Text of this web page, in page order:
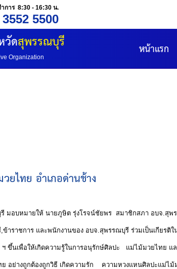
ำการ 8:30 - 16:30 น.
3552 5500
วัดสุพรรณบุรี
Organization หน้าแรก
ยไทย อำเภอด่านช้าง
นายภูษิต รุ่งโรจน์ชัยพร สมาชิกสภา อบจ.สุพรรณบุรี
ราชการ และพนักงานของ อบจ.สุพรรณบุรี ร่วมเป็นเกียร
เกิดความรู้ในการอนุรักษ์ศิลปะ แม่ไม้มวยไทย และส่ง
ย อย่างถูกต้องถูกวิธี เกิดความรัก ความหวงแหนศิลปะแม่